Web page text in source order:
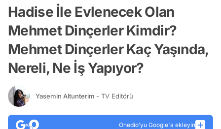
Hadise İle Evlenecek Olan
Mehmet Dinçerler Kimdir?
Mehmet Dinçerler Kaç Yaşında,
Nereli, Ne İş Yapıyor?
Yasemin Altunterim - TV Editörü
Onedio’yu Google'a ekleyin